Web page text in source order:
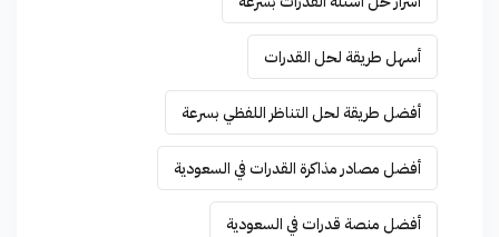
أسهل طريقة لحل القدرات
أفضل طريقة لحل التناظر اللفظي بسرعة
أفضل مصادر مذاكرة القدرات في السعودية
أفضل منصة قدرات في السعودية